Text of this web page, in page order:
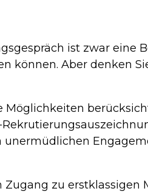
ist zwar eine
Aber denken
unermüdlichen
zu erstklassigen